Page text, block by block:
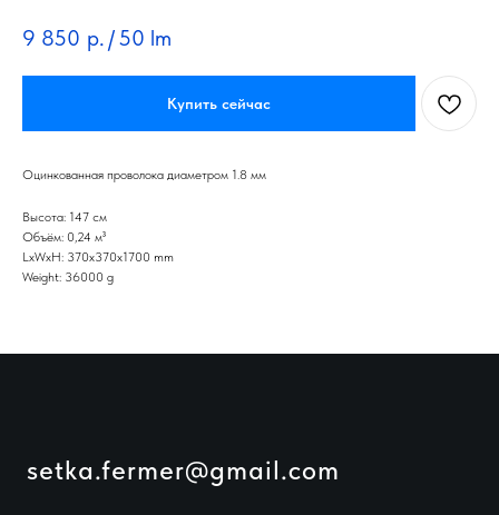
9 850 р. /50 lm
Купить сейчас
Оцинкованная проволока диаметром 1.8 мм
Высота: 147 см
Объём: 0,24 м³
LxWxH: 370x370x1700 mm
Weight: 36000 g
setka.fermer@gmail.com